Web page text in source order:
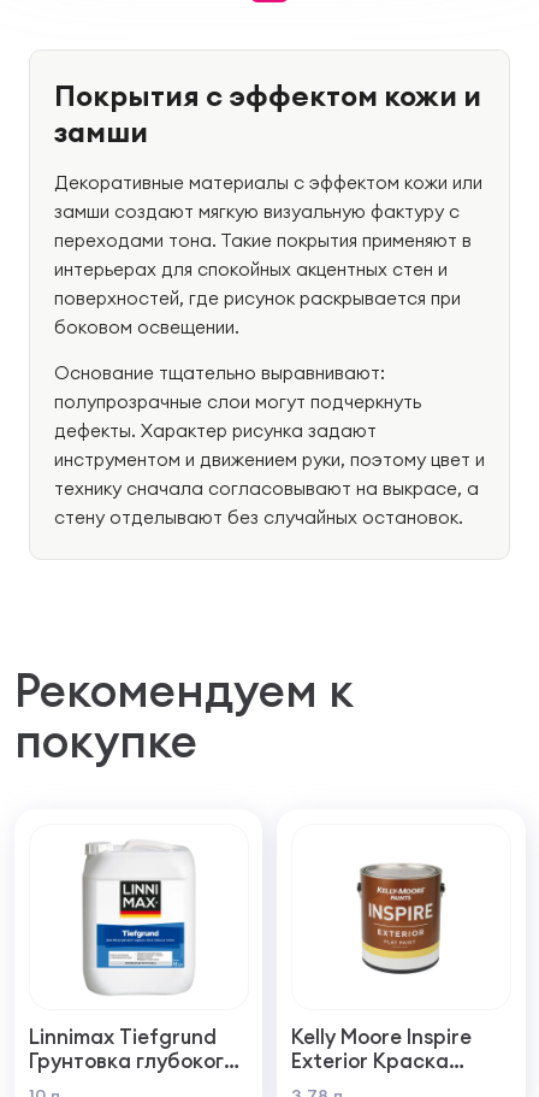
Покрытия с эффектом кожи и
замши
Декоративные материалы с эффектом кожи или
замши создают мягкую визуальную фактуру с
переходами тона. Такие покрытия применяют в
интерьерах для спокойных акцентных стен и
поверхностей, где рисунок раскрывается при
боковом освещении.
Основание тщательно выравнивают:
полупрозрачные слои могут подчеркнуть
дефекты. Характер рисунка задают
инструментом и движением руки, поэтому цвет и
технику сначала согласовывают на выкрасе, а
стену отделывают без случайных остановок.
Рекомендуем к
покупке
Linnimax Tiefgrund
Грунтовка глубокого
проникновения для
Kelly Moore Inspire
Exterior Краска
фасадная